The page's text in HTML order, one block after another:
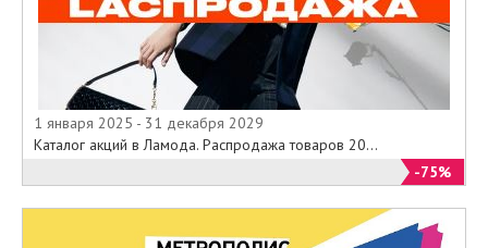
1 января 2025 - 31 декабря 2029
Каталог акций в Ламода. Распродажа товаров 20...
-75%